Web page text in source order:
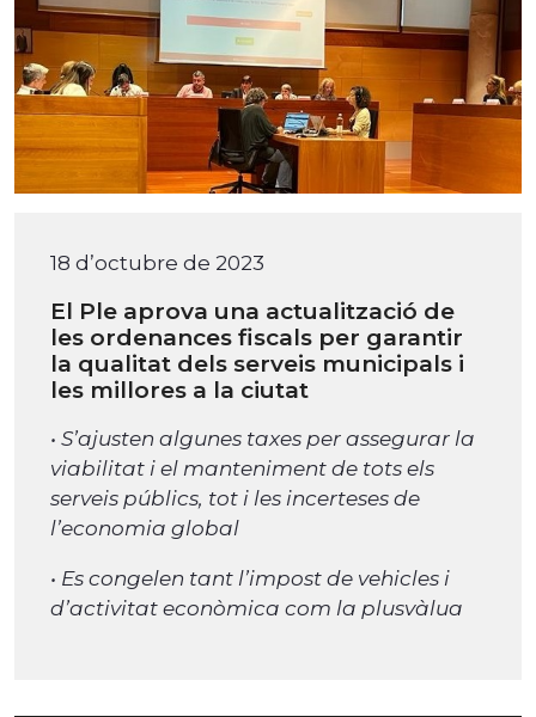
18 d’octubre de 2023
El Ple aprova una actualització de
les ordenances fiscals per garantir
la qualitat dels serveis municipals i
les millores a la ciutat
• S’ajusten algunes taxes per assegurar la
viabilitat i el manteniment de tots els
serveis públics, tot i les incerteses de
l’economia global
• Es congelen tant l’impost de vehicles i
d’activitat econòmica com la plusvàlua